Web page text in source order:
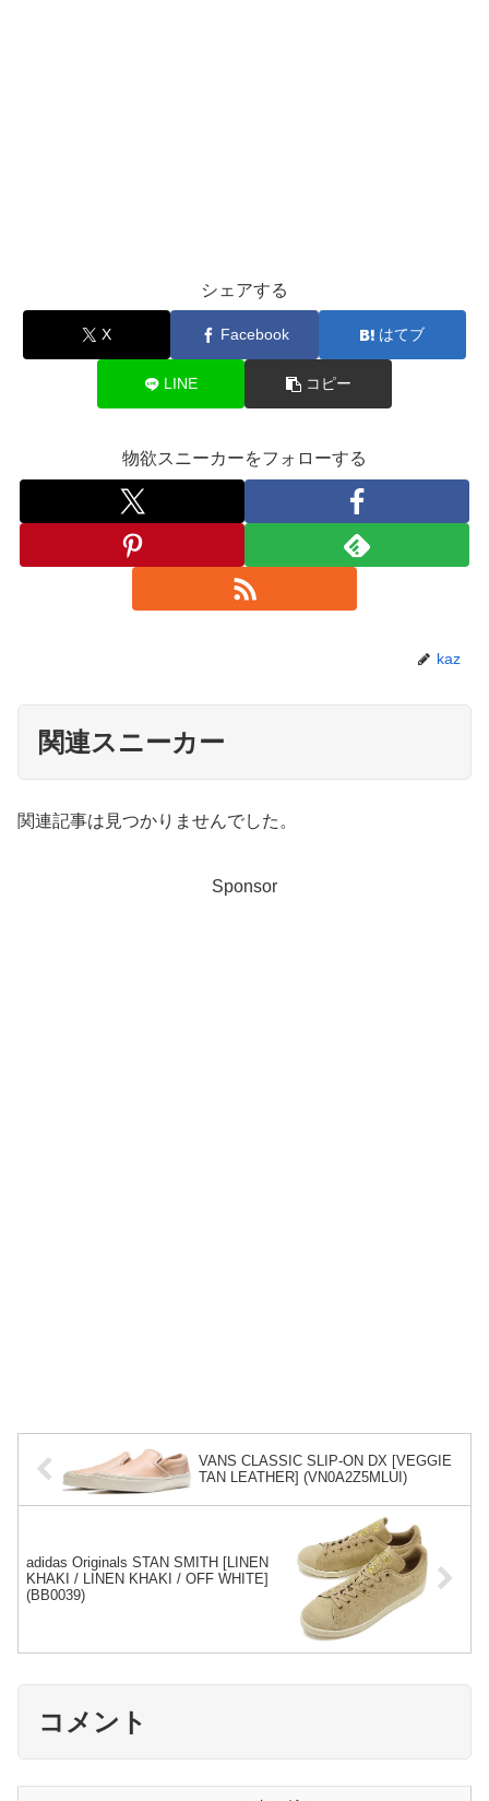
シェアする
X Facebook はてブ
LINE コピー
物欲スニーカーをフォローする
kaz
関連スニーカー
関連記事は見つかりませんでした。
Sponsor
VANS CLASSIC SLIP-ON DX [VEGGIE
TAN LEATHER] (VN0A2Z5MLUI)
adidas Originals STAN SMITH [LINEN
KHAKI / LINEN KHAKI / OFF WHITE]
(BB0039)
コメント